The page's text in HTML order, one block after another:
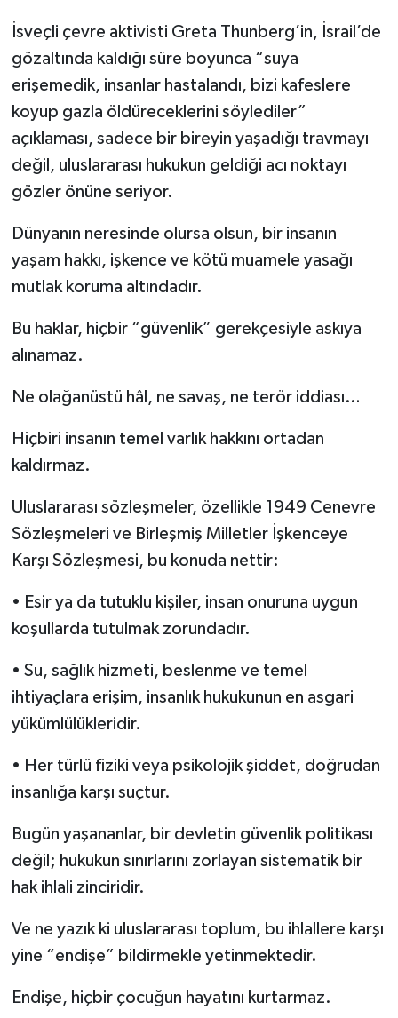
İsveçli çevre aktivisti Greta Thunberg’in, İsrail’de
gözaltında kaldığı süre boyunca “suya
erişemedik, insanlar hastalandı, bizi kafeslere
koyup gazla öldüreceklerini söylediler”
açıklaması, sadece bir bireyin yaşadığı travmayı
değil, uluslararası hukukun geldiği acı noktayı
gözler önüne seriyor.
Dünyanın neresinde olursa olsun, bir insanın
yaşam hakkı, işkence ve kötü muamele yasağı
mutlak koruma altındadır.
Bu haklar, hiçbir “güvenlik” gerekçesiyle askıya
alınamaz.
Ne olağanüstü hâl, ne savaş, ne terör iddiası…
Hiçbiri insanın temel varlık hakkını ortadan
kaldırmaz.
Uluslararası sözleşmeler, özellikle 1949 Cenevre
Sözleşmeleri ve Birleşmiş Milletler İşkenceye
Karşı Sözleşmesi, bu konuda nettir:
• Esir ya da tutuklu kişiler, insan onuruna uygun
koşullarda tutulmak zorundadır.
• Su, sağlık hizmeti, beslenme ve temel
ihtiyaçlara erişim, insanlık hukukunun en asgari
yükümlülükleridir.
• Her türlü fiziki veya psikolojik şiddet, doğrudan
insanlığa karşı suçtur.
Bugün yaşananlar, bir devletin güvenlik politikası
değil; hukukun sınırlarını zorlayan sistematik bir
hak ihlali zinciridir.
Ve ne yazık ki uluslararası toplum, bu ihlallere karşı
yine “endişe” bildirmekle yetinmektedir.
Endişe, hiçbir çocuğun hayatını kurtarmaz.